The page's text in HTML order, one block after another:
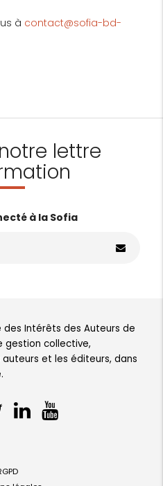
à contact@sofia-bd-
lettre
à la Sofia
des Intérêts des Auteurs de
gestion collective,
et les éditeurs, dans